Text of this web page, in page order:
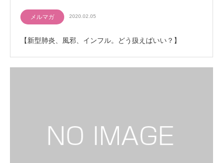
メルマガ 2020.02.05
【新型肺炎、風邪、インフル。どう扱えばいい？】